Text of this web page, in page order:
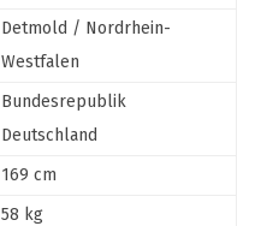
Detmold / Nordrhein-
Westfalen
Bundesrepublik
Deutschland
169 cm
58 kg